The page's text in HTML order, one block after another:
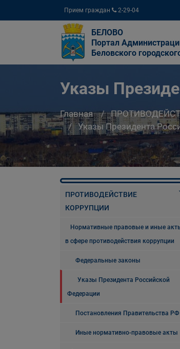
Прием граждан 2-29-04
БЕЛОВО
Портал
Беловского
Указы
Главная
Указы Президента
ПРОТИВОДЕЙСТВИЕ
КОРРУПЦИИ
Нормативные правовые и иные
в сфере противодействия коррупции
Федеральные законы
Указы Президента Российской
Федерации
Постановления Правительства РФ
Иные нормативно-правовые акты